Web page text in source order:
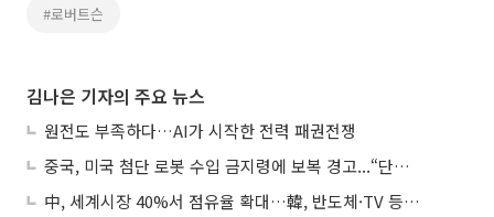
#로버트슨
김나은 기자의 주요 뉴스
원전도 부족하다…AI가 시작한 전력 패권전쟁
중국, 미국 첨단 로봇 수입 금지령에 보복 경고...“단호히 대응”
中, 세계시장 40%서 점유율 확대…韓, 반도체·TV 등 4개 품목 1위